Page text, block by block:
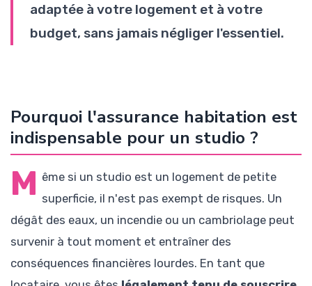
adaptée à votre logement et à votre
budget, sans jamais négliger l'essentiel.
Pourquoi l'assurance habitation est
indispensable pour un studio ?
M ême si un studio est un logement de petite
superficie, il n'est pas exempt de risques. Un
dégât des eaux, un incendie ou un cambriolage peut
survenir à tout moment et entraîner des
conséquences financières lourdes. En tant que